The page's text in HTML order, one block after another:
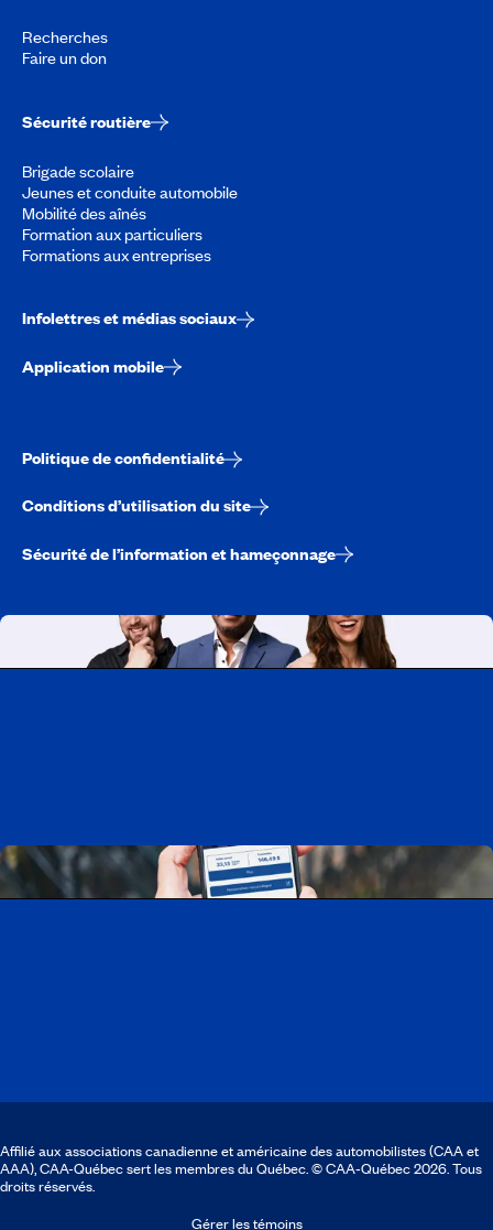
Recherches
Faire un don
Sécurité routière
Brigade scolaire
Jeunes et conduite automobile
Mobilité des aînés
Formation aux particuliers
Formations aux entreprises
Infolettres et médias sociaux
Application mobile
Politique de confidentialité
Conditions d’utilisation du site
Sécurité de l’information et hameçonnage
Affilié aux associations canadienne et américaine des automobilistes (CAA et
AAA), CAA-Québec sert les membres du Québec. © CAA‑Québec 2026. Tous
droits réservés.
Gérer les témoins